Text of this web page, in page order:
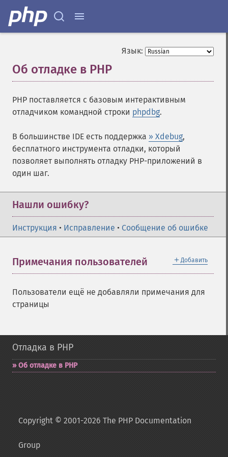
Язык:
Об отладке в PHP
PHP поставляется с базовым интерактивным
отладчиком командной строки phpdbg.
В большинстве IDE есть поддержка » Xdebug,
бесплатного инструмента отладки, который
позволяет выполнять отладку PHP-приложений в
один шаг.
Нашли ошибку?
Инструкция • Исправление • Сообщение об ошибке
＋ Добавить
Примечания пользователей
Пользователи ещё не добавляли примечания для
страницы
Отладка в PHP
Об отладке в PHP
Copyright © 2001-2026 The PHP Documentation
Group